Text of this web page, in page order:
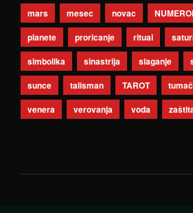
mars
mesec novac
planete
proricanje ritual
simbolika
sinastrija slaganje
sunce
talisman TAROT
venera
verovanja voda